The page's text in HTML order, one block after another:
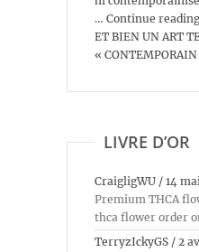
… Continue
ET BIEN UN ART
«
LIVRE D’OR
CraigligWU / 14
Premium THCA
thca flower order
TerryzIckyGS / 2